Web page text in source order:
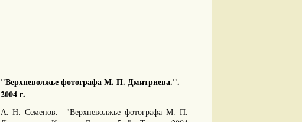
"Верхневолжье фотографа М. П. Дмитриева.".
2004 г.
А. Н. Семенов. "Верхневолжье фотографа М. П.